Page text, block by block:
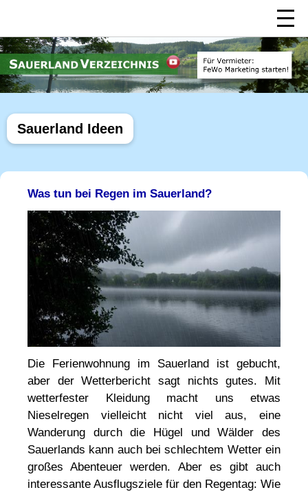
Sauerland Ideen
Was tun bei Regen im Sauerland?
Die Ferienwohnung im Sauerland ist gebucht,
aber der Wetterbericht sagt nichts gutes. Mit
wetterfester Kleidung macht uns etwas
Nieselregen vielleicht nicht viel aus, eine
Wanderung durch die Hügel und Wälder des
Sauerlands kann auch bei schlechtem Wetter ein
großes Abenteuer werden. Aber es gibt auch
interessante Ausflugsziele für den Regentag: Wie